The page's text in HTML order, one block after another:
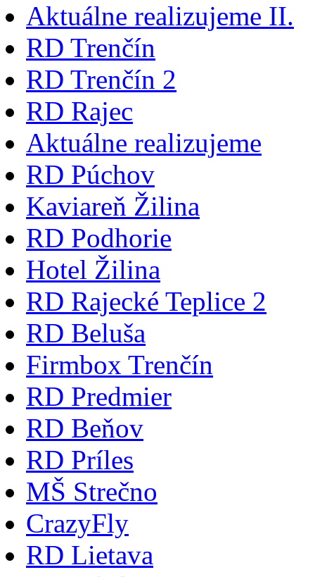
Aktuálne realizujeme II.
RD Trenčín
RD Trenčín 2
RD Rajec
Aktuálne realizujeme
RD Púchov
Kaviareň Žilina
RD Podhorie
Hotel Žilina
RD Rajecké Teplice 2
RD Beluša
Firmbox Trenčín
RD Predmier
RD Beňov
RD Príles
MŠ Strečno
CrazyFly
RD Lietava